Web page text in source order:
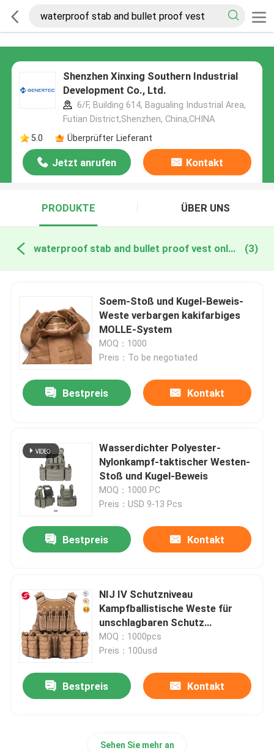
Shenzhen Xinxing Southern Industrial
Development Co., Ltd.
6/F, Building 614, Bagualing Industrial Area,
Futian District,Shenzhen, China,CHINA
5.0
Überprüfter Lieferant
Jetzt anrufen Kontakt
PRODUKTE ÜBER UNS
waterproof stab and bullet proof vest online manufacture (3)
Soem-Stoß und Kugel-Beweis-
Weste verbargen kakifarbiges
MOLLE-System
MOQ：1000
Preis：To be negotiated
Bestpreis Kontakt
Wasserdichter Polyester-
Nylonkampf-taktischer Westen-
Stoß und Kugel-Beweis
MOQ：1000 PC
Preis：USD 9-13 Pcs
Bestpreis Kontakt
NIJ IV Schutzniveau
Kampfballistische Weste für
unschlagbaren Schutz
angepasst
MOQ：1000pcs
Preis：100usd
Bestpreis Kontakt
Sehen Sie mehr an